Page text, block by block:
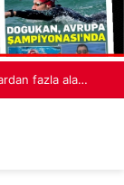
GÜÇ-SEN: “Silo kazasına benzer bir felaketle karşı karşıya kalınmaması adına harekete geçtik”